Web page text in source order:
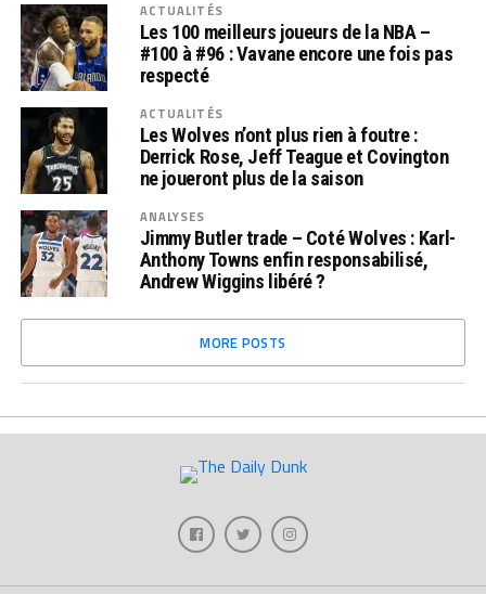
ACTUALITÉS
Les 100 meilleurs joueurs de la NBA –
#100 à #96 : Vavane encore une fois pas
respecté
ACTUALITÉS
Les Wolves n’ont plus rien à foutre :
Derrick Rose, Jeff Teague et Covington
ne joueront plus de la saison
ANALYSES
Jimmy Butler trade – Coté Wolves : Karl-
Anthony Towns enfin responsabilisé,
Andrew Wiggins libéré ?
MORE POSTS